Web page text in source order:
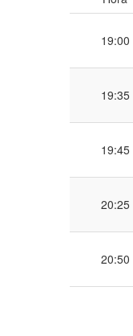
19:00
19:35
19:45
20:25
20:50